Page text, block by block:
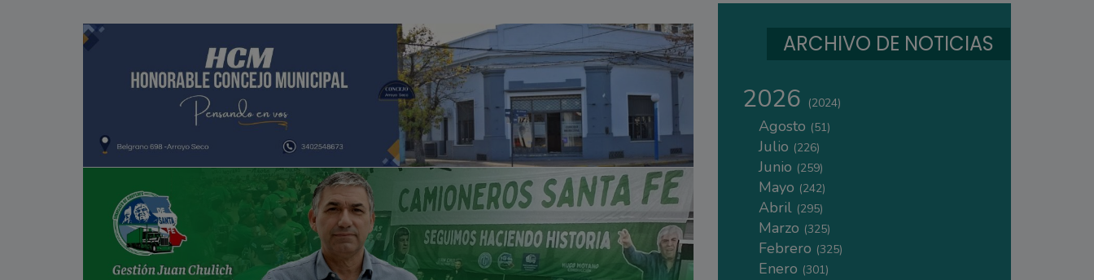
ARCHIVO DE NOTICIAS
2026 (2024)
Agosto (51)
Julio (226)
Junio (259)
Mayo (242)
Abril (295)
Marzo (325)
Febrero (325)
Enero (301)